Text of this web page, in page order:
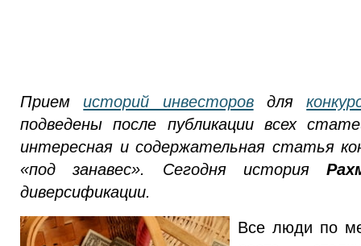
Прием историй инвесторовдля
подведены после публикации всех
интересная и содержательная статья
«под занавес». Сегодня история
диверсификации.
Все люди по